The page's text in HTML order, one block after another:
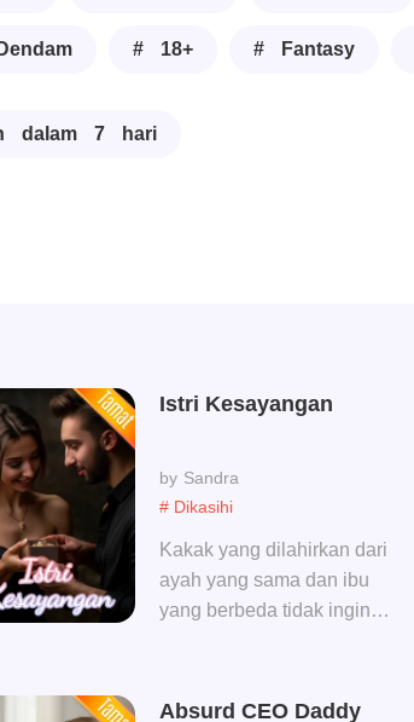
# 18+ # Fantasy
dalam 7 hari
# Dikasihi
Istri Kesayangan
Sandra
Kakak yang dilahirkan dari
ayah yang sama dan ibu
yang berbeda tidak ingin
impoten, ibu kandungnya
Absurd CEO Daddy